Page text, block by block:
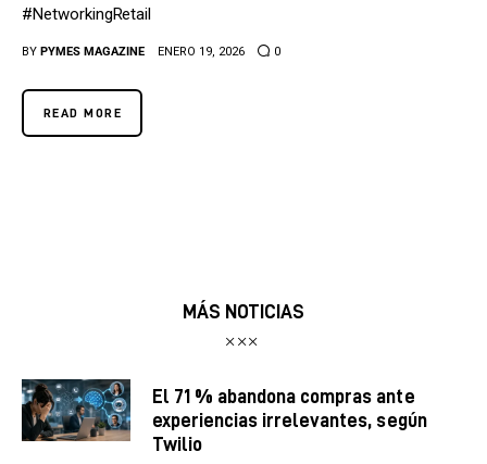
#NetworkingRetail
BY PYMES MAGAZINE ENERO 19, 2026 0
READ MORE
MÁS NOTICIAS
El 71 % abandona compras ante
experiencias irrelevantes, según
Twilio